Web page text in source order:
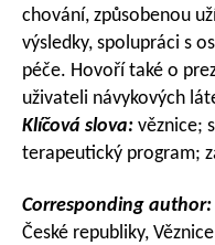
chování, způsobenou
výsledky, spolupráci s
péče. Hovoří také o
uživateli návykových
Klíčová slova: věznice;
terapeutický program;
Corresponding author:
České republiky,